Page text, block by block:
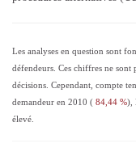
Les analyses en question sont
défendeurs. Ces chiffres ne sont
décisions. Cependant, compte
demandeur en 2010 ( 84,44 %),
élevé.